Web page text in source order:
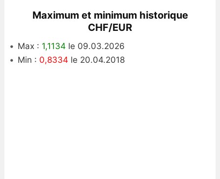
Maximum et minimum historique
CHF/EUR
Max : 1,1134 le 09.03.2026
Min : 0,8334 le 20.04.2018